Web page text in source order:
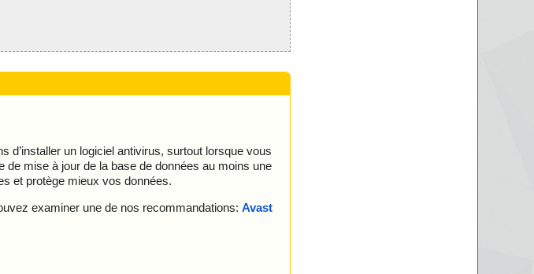
d’installer un logiciel antivirus, surtout lorsque vous
mise à jour de la base de données au moins une
et protège mieux vos données.
examiner une de nos recommandations: Avast